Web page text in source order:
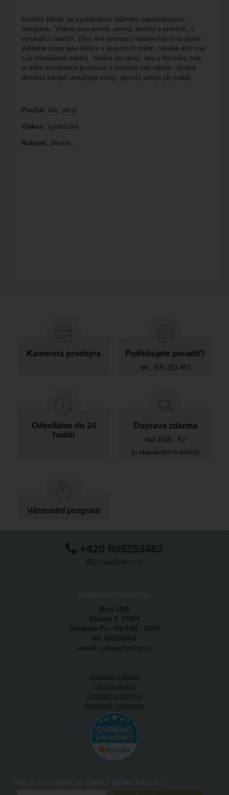
Kvalitní štětec se syntetickým vláknem napodobujícím
mangustu. Vlákna jsou jemná, pevná, pružná a precizní, s
vynikající savostí. Díky své jemnosti nezanechává na ploše
viditelné stopy jako štětce z prasečích štětin. Skvěle drží tvar
a je mimořádně odolný. Ideální pro akryl, olej a techniky, kde
je třeba kombinace pružnosti a kontroly nad tahem. Dlouhá
dřevěná rukojeť umožňuje volný, plynulý pohyb při malbě.
Použití: olej, akryl
Vlákno: syntetické
Rukojeť: dlouhá
Kamenná prodejna Potřebujete poradit?
tel.: 605 253 463
Odesíláme do 24
hodin
Doprava zdarma
nad 1500,- Kč
(u standardních balíků)
Věrnostní program
+420 605253463
j.huja@volny.cz
Míru 1845
Kladno 4 27204
Otevřeno Po - Pá 8:00 - 16:00
tel: 605253463
e-mail: j.huja@volny.cz
Doprava a platba
Jak nakupovat
Ochodní podmínky
Kontaktní informace